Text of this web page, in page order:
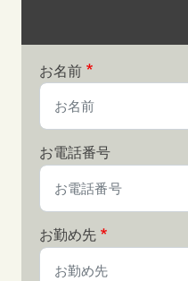
お名前
お電話番号
お勤め先